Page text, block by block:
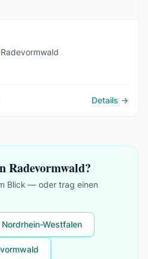
Details →
Radevormwald?
Blick — oder trag einen
Westfalen